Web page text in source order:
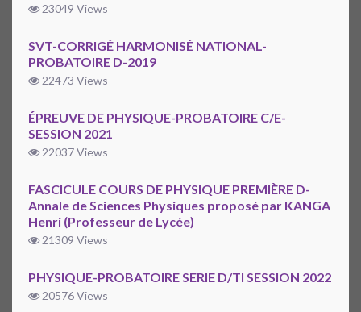
23049 Views
SVT-CORRIGÉ HARMONISÉ NATIONAL-
PROBATOIRE D-2019
22473 Views
ÉPREUVE DE PHYSIQUE-PROBATOIRE C/E-
SESSION 2021
22037 Views
FASCICULE COURS DE PHYSIQUE PREMIÈRE D-
Annale de Sciences Physiques proposé par KANGA
Henri (Professeur de Lycée)
21309 Views
PHYSIQUE-PROBATOIRE SERIE D/TI SESSION 2022
20576 Views